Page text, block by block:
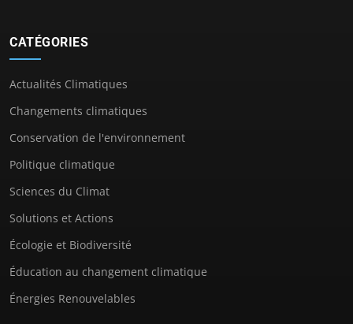
CATÉGORIES
Actualités Climatiques
Changements climatiques
Conservation de l'environnement
Politique climatique
Sciences du Climat
Solutions et Actions
Écologie et Biodiversité
Éducation au changement climatique
Énergies Renouvelables